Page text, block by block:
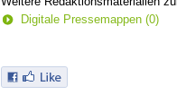
Digitale Pressemappen (0)